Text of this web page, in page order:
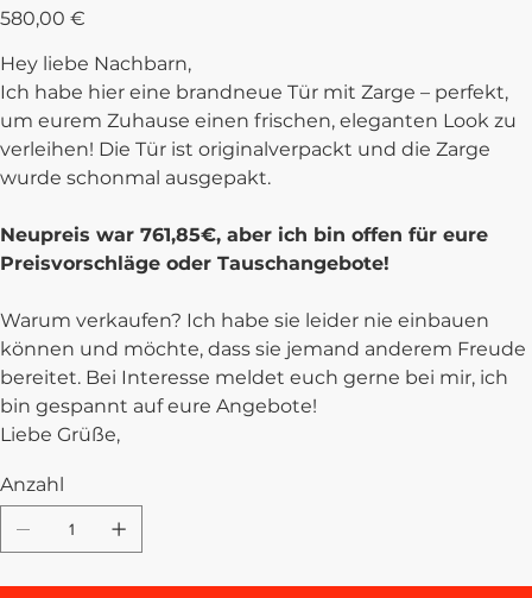
Preis
580,00 €
Hey liebe Nachbarn,
Ich habe hier eine brandneue Tür mit Zarge – perfekt,
um eurem Zuhause einen frischen, eleganten Look zu
verleihen! Die Tür ist originalverpackt und die Zarge
wurde schonmal ausgepakt.
Neupreis war 761,85€, aber ich bin offen für eure
Preisvorschläge oder Tauschangebote!
Warum verkaufen? Ich habe sie leider nie einbauen
können und möchte, dass sie jemand anderem Freude
bereitet. Bei Interesse meldet euch gerne bei mir, ich
bin gespannt auf eure Angebote!
Liebe Grüße,
Anzahl